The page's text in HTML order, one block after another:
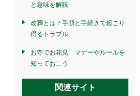
と意味を解説
改葬とは？手順と手続きで起こり
得るトラブル
お寺でお花見 マナーやルールを
知っておこう
関連サイト